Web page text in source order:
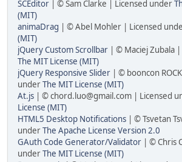
SCEditor | © Sam Clarke | Licensed under
(MIT)
animaDrag | © Abel Mohler | Licensed
(MIT)
jQuery Custom Scrollbar | © Maciej Zubala
The MIT License (MIT)
jQuery Responsive Slider | © booncon
underThe MIT License (MIT)
At.js | © chord.luo@gmail.com | Licensed
License (MIT)
HTML5 Desktop Notifications | © Tsvetan
underThe Apache License Version 2.0
GAuth Code Generator/Validator | © Chris
underThe MIT License (MIT)